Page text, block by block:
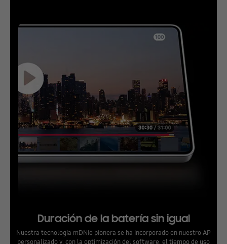
Duración de la batería sin igual
Nuestra tecnología mDNIe pionera se ha incorporado en nuestro AP
personalizado y, con la optimización del software, el tiempo de uso